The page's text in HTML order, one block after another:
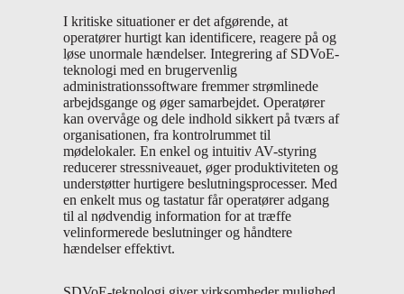
I kritiske situationer er det afgørende, at
operatører hurtigt kan identificere, reagere på og
løse unormale hændelser. Integrering af SDVoE-
teknologi med en brugervenlig
administrationssoftware fremmer strømlinede
arbejdsgange og øger samarbejdet. Operatører
kan overvåge og dele indhold sikkert på tværs af
organisationen, fra kontrolrummet til
mødelokaler. En enkel og intuitiv AV-styring
reducerer stressniveauet, øger produktiviteten og
understøtter hurtigere beslutningsprocesser. Med
en enkelt mus og tastatur får operatører adgang
til al nødvendig information for at træffe
velinformerede beslutninger og håndtere
hændelser effektivt.